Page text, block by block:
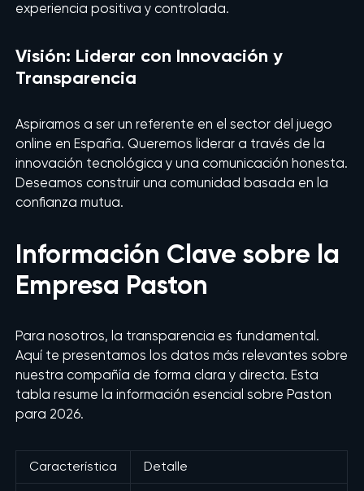
experiencia positiva y controlada.
Visión: Liderar con Innovación y
Transparencia
Aspiramos a ser un referente en el sector del juego
online en España. Queremos liderar a través de la
innovación tecnológica y una comunicación honesta.
Deseamos construir una comunidad basada en la
confianza mutua.
Información Clave sobre la
Empresa Paston
Para nosotros, la transparencia es fundamental.
Aquí te presentamos los datos más relevantes sobre
nuestra compañía de forma clara y directa. Esta
tabla resume la información esencial sobre Paston
para 2026.
Característica Detalle